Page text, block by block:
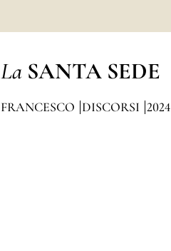
La SANTA SEDE
FRANCESCO DISCORSI 2024